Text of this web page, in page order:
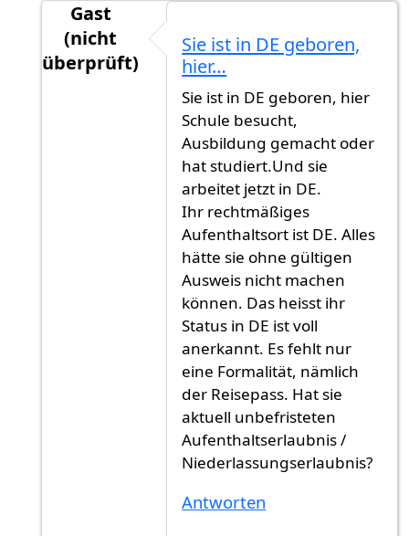
Gast
(nicht
überprüft)
Welchen Status hatte sie… von
Sie ist in DE geboren,
hier…
Sie ist in DE geboren, hier
Schule besucht,
Ausbildung gemacht oder
hat studiert.Und sie
arbeitet jetzt in DE.
Ihr rechtmäßiges
Aufenthaltsort ist DE. Alles
hätte sie ohne gültigen
Ausweis nicht machen
können. Das heisst ihr
Status in DE ist voll
anerkannt. Es fehlt nur
eine Formalität, nämlich
der Reisepass. Hat sie
aktuell unbefristeten
Aufenthaltserlaubnis /
Niederlassungserlaubnis?
Antworten